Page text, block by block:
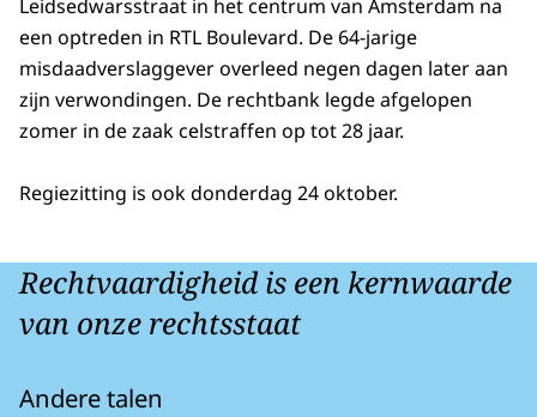
Leidsedwarsstraat in het centrum van Amsterdam na
een optreden in RTL Boulevard. De 64-jarige
misdaadverslaggever overleed negen dagen later aan
zijn verwondingen. De rechtbank legde afgelopen
zomer in de zaak celstraffen op tot 28 jaar.
Regiezitting is ook donderdag 24 oktober.
Rechtvaardigheid is een kernwaarde
van onze rechtsstaat
Andere talen